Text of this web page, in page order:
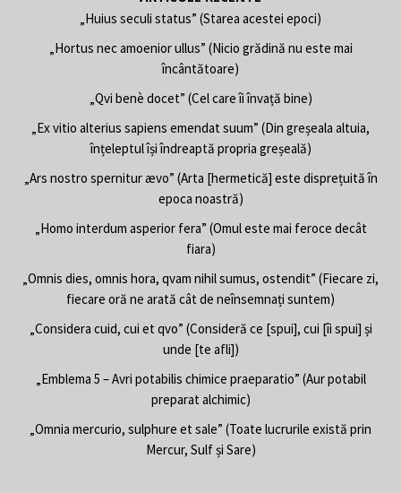
„Huius seculi status” (Starea acestei epoci)
„Hortus nec amoenior ullus” (Nicio grădină nu este mai
încântătoare)
„Qvi benè docet” (Cel care îi învață bine)
„Ex vitio alterius sapiens emendat suum” (Din greșeala altuia,
înțeleptul își îndreaptă propria greșeală)
„Ars nostro spernitur ævo” (Arta [hermetică] este disprețuită în
epoca noastră)
„Homo interdum asperior fera” (Omul este mai feroce decât
fiara)
„Omnis dies, omnis hora, qvam nihil sumus, ostendit” (Fiecare zi,
fiecare oră ne arată cât de neînsemnați suntem)
„Considera cuid, cui et qvo” (Consideră ce [spui], cui [îi spui] și
unde [te afli])
„Emblema 5 – Avri potabilis chimice praeparatio” (Aur potabil
preparat alchimic)
„Omnia mercurio, sulphure et sale” (Toate lucrurile există prin
Mercur, Sulf și Sare)